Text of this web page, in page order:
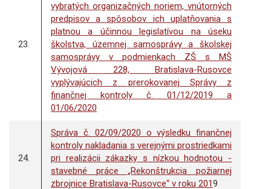
23.
vybratých organizačných noriem, vnútorných
predpisov a spôsobov ich uplatňovania s
platnou a účinnou legislatívou na úseku
školstva, územnej samosprávy a školskej
samosprávy v podmienkach ZŠ s MŠ
Vývojová 228, Bratislava-Rusovce
vyplývajúcich z prerokovanej Správy z
finančnej kontroly č. 01/12/2019 a
01/06/2020
24.
Správa č. 02/09/2020 o výsledku finančnej
kontroly nakladania s verejnými prostriedkami
pri realizácii zákazky s nízkou hodnotou -
stavebné práce „Rekonštrukcia požiarnej
zbrojnice Bratislava-Rusovce“ v roku 2019